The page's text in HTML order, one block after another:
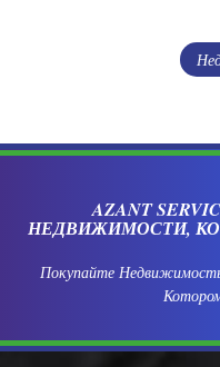
AZANT
НЕДВИЖИМОСТИ,
Покупайте